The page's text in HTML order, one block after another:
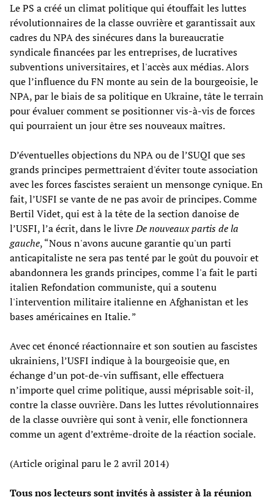
Le PS a créé un climat politique qui étouffait les luttes
révolutionnaires de la classe ouvrière et garantissait aux
cadres du NPA des sinécures dans la bureaucratie
syndicale financées par les entreprises, de lucratives
subventions universitaires, et l'accès aux médias. Alors
que l’influence du FN monte au sein de la bourgeoisie, le
NPA, par le biais de sa politique en Ukraine, tâte le terrain
pour évaluer comment se positionner vis-à-vis de forces
qui pourraient un jour être ses nouveaux maîtres.
D’éventuelles objections du NPA ou de l’SUQI que ses
grands principes permettraient d'éviter toute association
avec les forces fascistes seraient un mensonge cynique. En
fait, l’USFI se vante de ne pas avoir de principes. Comme
Bertil Videt, qui est à la tête de la section danoise de
l’USFI, l’a écrit, dans le livreDe nouveaux partis de la
gauche, “Nous n'avons aucune garantie qu'un parti
anticapitaliste ne sera pas tenté par le goût du pouvoir et
abandonnera les grands principes, comme l'a fait le parti
italien Refondation communiste, qui a soutenu
l'intervention militaire italienne en Afghanistan et les
bases américaines en Italie. ”
Avec cet énoncé réactionnaire et son soutien au fascistes
ukrainiens, l’USFI indique à la bourgeoisie que, en
échange d’un pot-de-vin suffisant, elle effectuera
n’importe quel crime politique, aussi méprisable soit-il,
contre la classe ouvrière. Dans les luttes révolutionnaires
de la classe ouvrière qui sont à venir, elle fonctionnera
comme un agent d’extrême-droite de la réaction sociale.
(Article original paru le 2 avril 2014)
Tous nos lecteurs sont invités à assister à la réunion